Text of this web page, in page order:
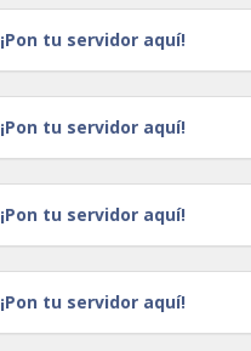
¡Pon tu servidor aquí!
¡Pon tu servidor aquí!
¡Pon tu servidor aquí!
¡Pon tu servidor aquí!